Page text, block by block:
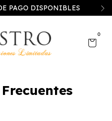
PAGO DISPONIBLES
0